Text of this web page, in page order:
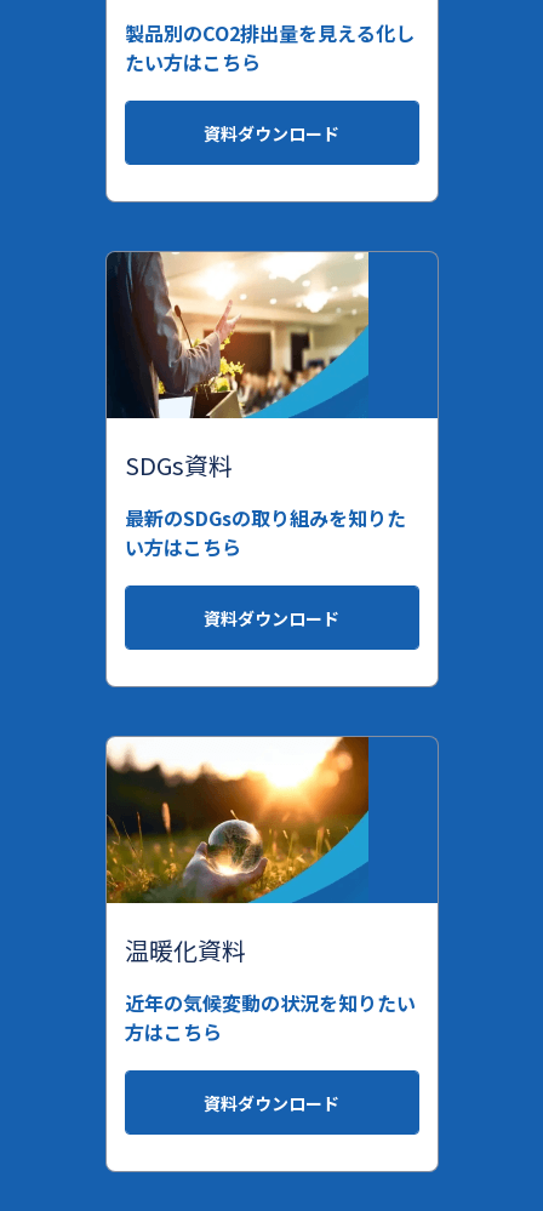
製品別のCO2排出量を見える化し
たい方はこちら
資料ダウンロード
SDGs資料
最新のSDGsの取り組みを知りた
い方はこちら
資料ダウンロード
温暖化資料
近年の気候変動の状況を知りたい
方はこちら
資料ダウンロード